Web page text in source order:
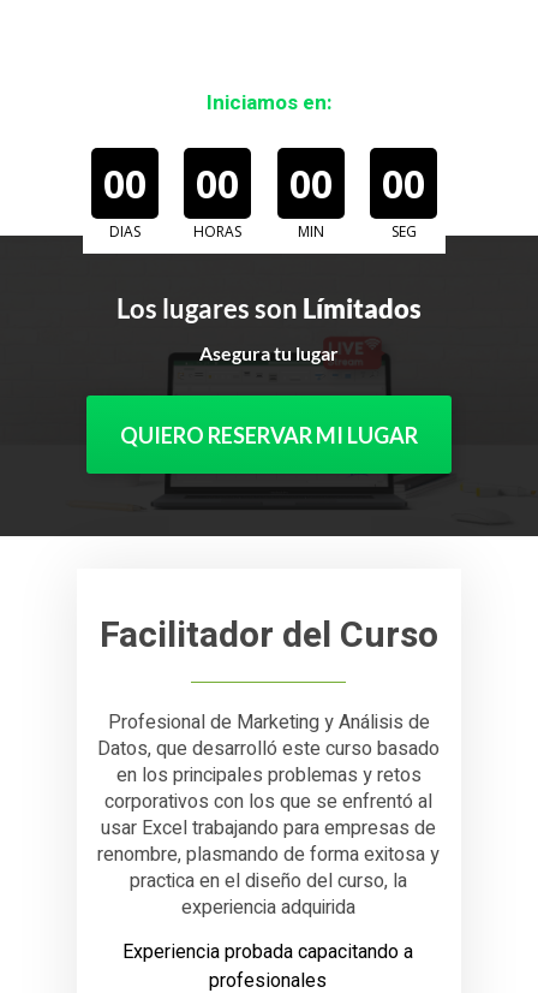
Iniciamos en:
00
DIAS
00
HORAS
00
MIN
00
SEG
QUIERO RESERVAR MI LUGAR
Los lugares son Límitados
Asegura tu lugar
Facilitador del Curso
Profesional de Marketing y Análisis de
Datos, que desarrolló este curso basado
en los principales problemas y retos
corporativos con los que se enfrentó al
usar Excel trabajando para empresas de
renombre, plasmando de forma exitosa y
practica en el diseño del curso, la
experiencia adquirida
Experiencia probada capacitando a
profesionales